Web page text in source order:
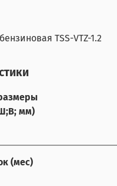
TSS-VTZ-1.2
мм)
(мес)